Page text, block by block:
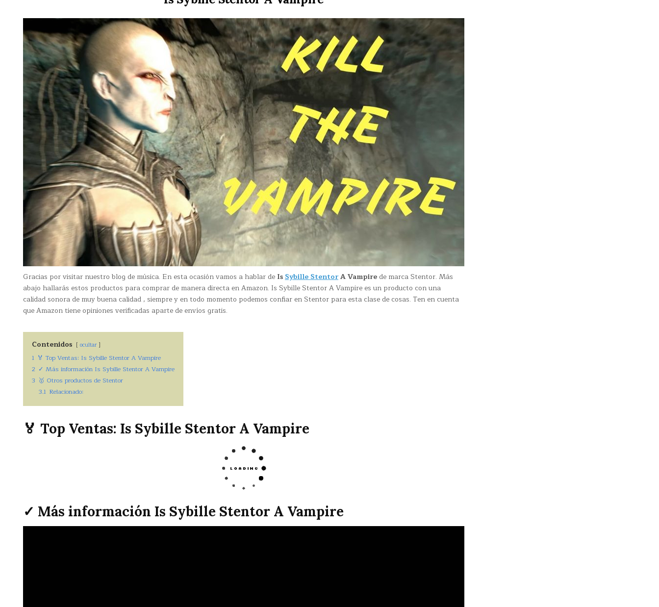
Gracias por visitar nuestro blog de música. En esta ocasión vamos a hablar de IsSybille StentorA Vampire de marca Stentor. Más
abajo hallarás estos productos para comprar de manera directa en Amazon. Is Sybille Stentor A Vampire es un producto con una
calidad sonora de muy buena calidad , siempre y en todo momento podemos confiar en Stentor para esta clase de cosas. Ten en cuenta
que Amazon tiene opiniones verificadas aparte de envíos gratis.
Contenidos ocultar
1 🏅 Top Ventas: Is Sybille Stentor A Vampire
2 ✓ Más información Is Sybille Stentor A Vampire
3 🥇 Otros productos de Stentor
3.1 Relacionado:
🏅 Top Ventas: Is Sybille Stentor A Vampire
✓ Más información Is Sybille Stentor A Vampire